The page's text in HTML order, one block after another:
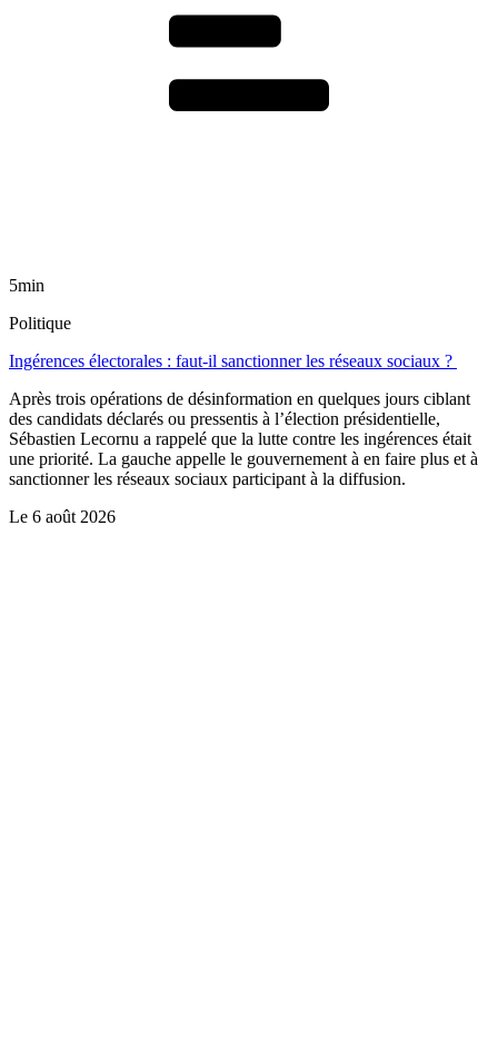
5min
Politique
Ingérences électorales : faut-il sanctionner les réseaux sociaux ?
Après trois opérations de désinformation en quelques jours ciblant
des candidats déclarés ou pressentis à l’élection présidentielle,
Sébastien Lecornu a rappelé que la lutte contre les ingérences était
une priorité. La gauche appelle le gouvernement à en faire plus et à
sanctionner les réseaux sociaux participant à la diffusion.
Le 6 août 2026